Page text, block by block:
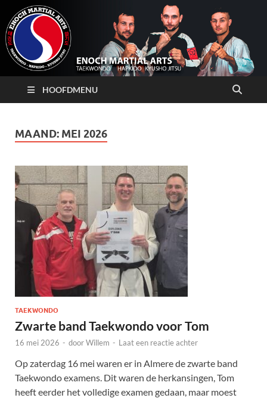
HOOFDMENU
MAAND: MEI 2026
TAEKWONDO
Zwarte band Taekwondo voor Tom
16 mei 2026 - doorWillem - Laat een reactie achter
Op zaterdag 16 mei waren er in Almere de zwarte band
Taekwondo examens. Dit waren de herkansingen, Tom
heeft eerder het volledige examen gedaan, maar moest